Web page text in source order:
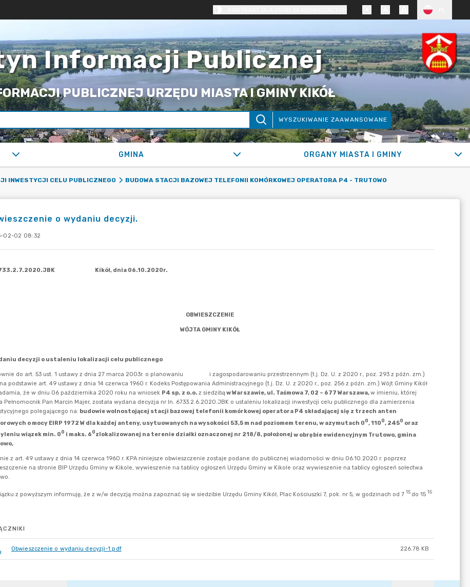
Informacji Publicznej
PUBLICZNEJ URZĘDU MIASTA I GMINY KIKÓŁ
WYSZUKIWANIE ZAAWANSOWANE
GMINA ORGANY MIASTA I GMINY
INWESTYCJI CELU PUBLICZNEGO
BUDOWA STACJI BAZOWEJ TELEFONII KOMÓRKOWEJ OPERATORA P4 - TRUTOWO
o wydaniu decyzji.
02-02 08:32
Obwieszczenie o wydaniu decyzji-1.pdf 226.78 KB